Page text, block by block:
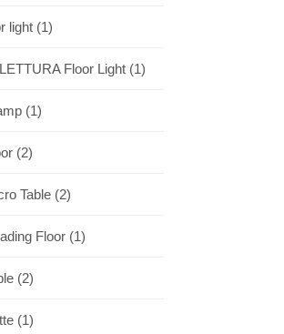
light (1)
Floor Light (1)
(1)
(2)
Table (2)
Floor (1)
(2)
(1)